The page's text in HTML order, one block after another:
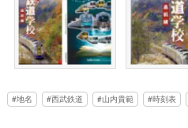
地名 西武鉄道 山内貴範 時刻表